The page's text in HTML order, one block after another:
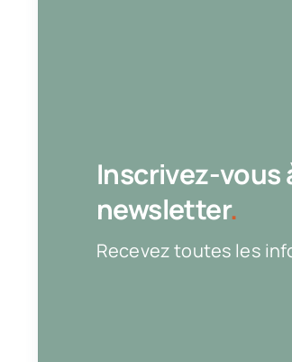
Inscrivez-vous
newsletter.
Recevez toutes les